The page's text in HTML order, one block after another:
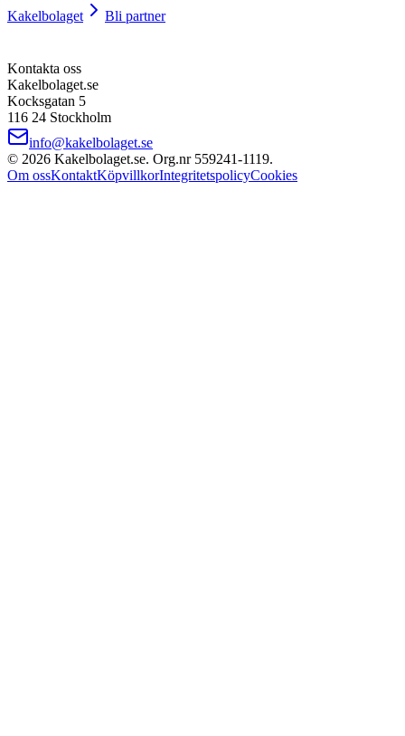
Kakelbolaget
Bli partner
Kontakta oss
Kakelbolaget.se
Kocksgatan 5
116 24 Stockholm
info@kakelbolaget.se
© 2026 Kakelbolaget.se. Org.nr 559241‑1119.
Om ossKontaktKöpvillkorIntegritetspolicyCookies